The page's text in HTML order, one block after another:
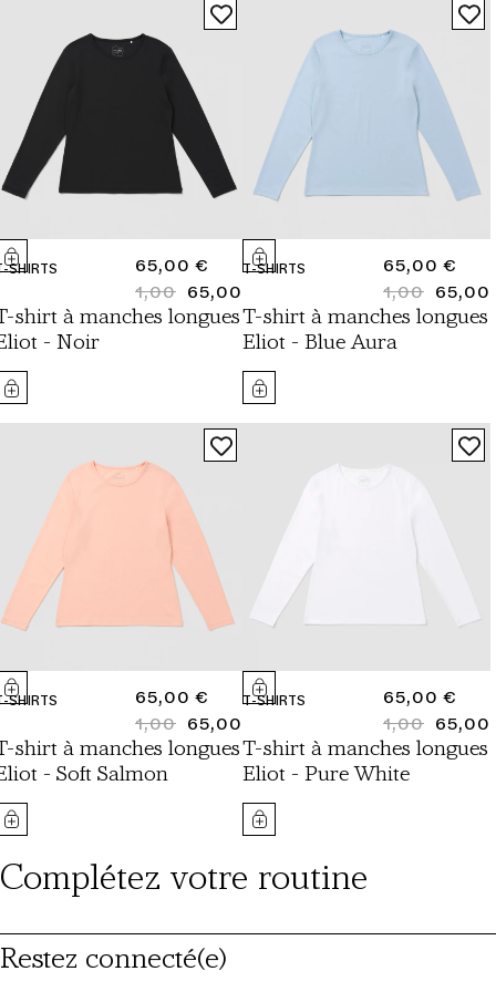
SHIRTS
shirt à manches longues
- Noir
PRIX
NORMAL
65,00 €
PRIX
NORMAL
1,00
PRIX
SOLDÉ
65,00
T-SHIRTS
T-shirt à manches longues
Eliot - Blue Aura
PRIX
NORMAL
65,00 €
PRIX
NORMAL
1,00
PRIX
SOLDÉ
65,00
SHIRTS
shirt à manches longues
- Soft Salmon
PRIX
NORMAL
65,00 €
PRIX
NORMAL
1,00
PRIX
SOLDÉ
65,00
T-SHIRTS
T-shirt à manches longues
Eliot - Pure White
PRIX
NORMAL
65,00 €
PRIX
NORMAL
1,00
PRIX
SOLDÉ
65,00
Complétez votre routine
Restez connecté(e)